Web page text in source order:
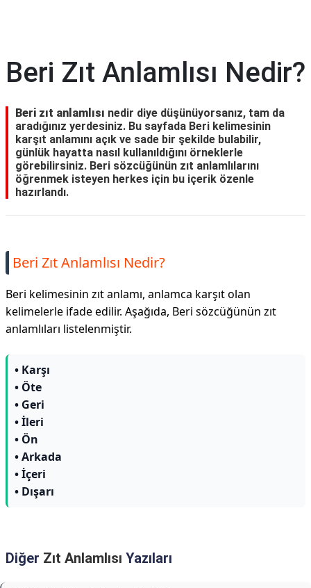
Beri Zıt Anlamlısı Nedir?
Beri zıt anlamlısı nedir diye düşünüyorsanız, tam da
aradığınız yerdesiniz. Bu sayfada Beri kelimesinin
karşıt anlamını açık ve sade bir şekilde bulabilir,
günlük hayatta nasıl kullanıldığını örneklerle
görebilirsiniz. Beri sözcüğünün zıt anlamlılarını
öğrenmek isteyen herkes için bu içerik özenle
hazırlandı.
Beri Zıt Anlamlısı Nedir?
Beri kelimesinin zıt anlamı, anlamca karşıt olan
kelimelerle ifade edilir. Aşağıda, Beri sözcüğünün zıt
anlamlıları listelenmiştir.
• Karşı
• Öte
• Geri
• İleri
• Ön
• Arkada
• İçeri
• Dışarı
Diğer Zıt Anlamlısı Yazıları